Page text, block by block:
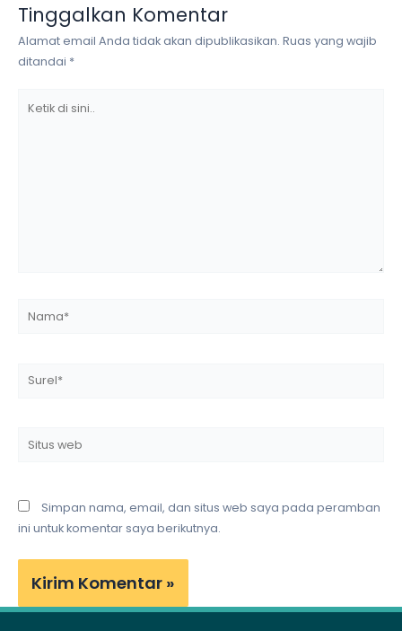
Tinggalkan Komentar
Alamat email Anda tidak akan dipublikasikan. Ruas yang wajib
ditandai *
Surel*
Simpan nama, email, dan situs web saya pada peramban
ini untuk komentar saya berikutnya.